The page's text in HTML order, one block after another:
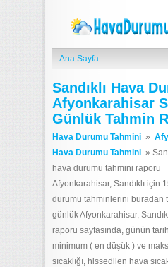
Ana Sayfa
Sandıklı Hava
Afyonkarahisar
Günlük Tahmin
Hava Durumu Tahmini »
Hava Durumu Tahmini »
hava durumu tahmini raporu
Afyonkarahisar, Sandıklı için
durumu tahminlerini buradan
günlük Afyonkarahisar,
raporu sayfasında, günün
minimum ( en düşük ) ve
sıcaklığı, hissedilen hava